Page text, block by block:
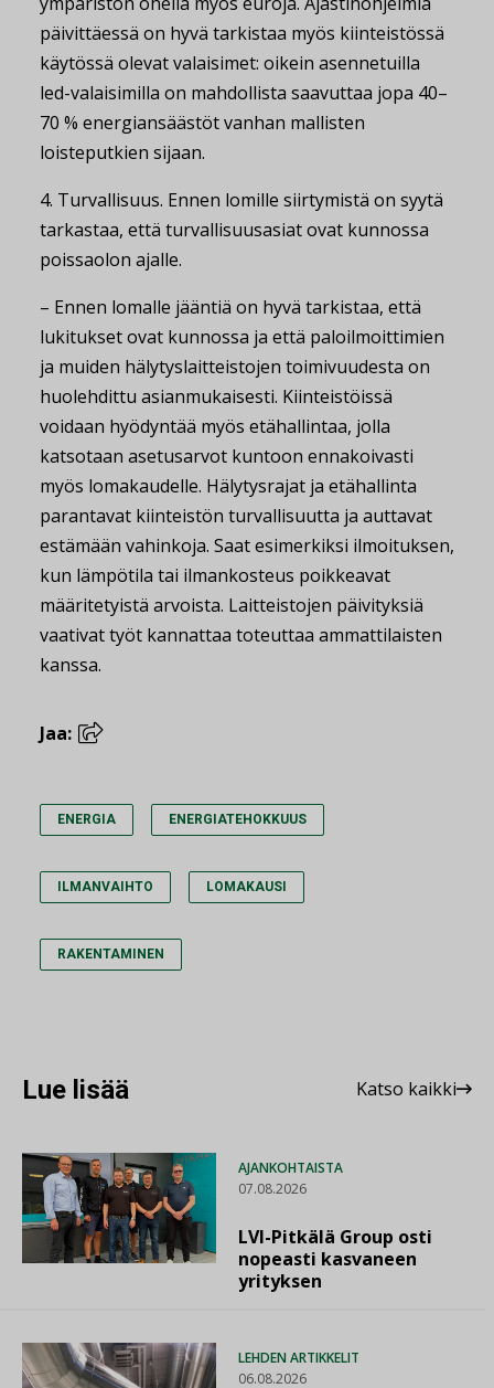
päivittäessä on hyvä tarkistaa myös kiinteistössä
käytössä olevat valaisimet: oikein asennetuilla
led-valaisimilla on mahdollista saavuttaa jopa 40–
70 % energiansäästöt vanhan mallisten
loisteputkien sijaan.
4. Turvallisuus. Ennen lomille siirtymistä on syytä
tarkastaa, että turvallisuusasiat ovat kunnossa
poissaolon ajalle.
– Ennen lomalle jääntiä on hyvä tarkistaa, että
lukitukset ovat kunnossa ja että paloilmoittimien
ja muiden hälytyslaitteistojen toimivuudesta on
huolehdittu asianmukaisesti. Kiinteistöissä
voidaan hyödyntää myös etähallintaa, jolla
katsotaan asetusarvot kuntoon ennakoivasti
myös lomakaudelle. Hälytysrajat ja etähallinta
parantavat kiinteistön turvallisuutta ja auttavat
estämään vahinkoja. Saat esimerkiksi ilmoituksen,
kun lämpötila tai ilmankosteus poikkeavat
määritetyistä arvoista. Laitteistojen päivityksiä
vaativat työt kannattaa toteuttaa ammattilaisten
kanssa.
Jaa:
ENERGIA ENERGIATEHOKKUUS
ILMANVAIHTO LOMAKAUSI
RAKENTAMINEN
Lue lisää Katso kaikki
AJANKOHTAISTA
07.08.2026
LVI-Pitkälä Group osti
nopeasti kasvaneen
yrityksen
LEHDEN ARTIKKELIT
06.08.2026